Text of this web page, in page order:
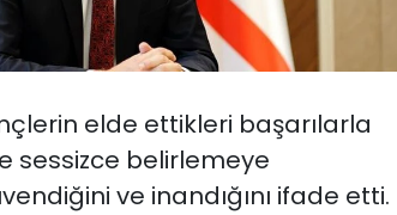
elde ettikleri başarılarla
sessizce belirlemeye
ve inandığını ifade etti.